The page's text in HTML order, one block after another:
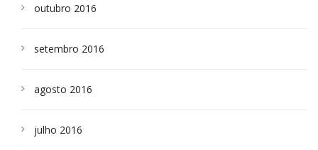
outubro 2016
setembro 2016
agosto 2016
julho 2016